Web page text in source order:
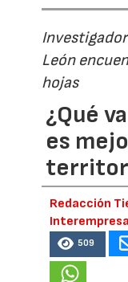
León
hojas
¿Qué
es
Redacción
509